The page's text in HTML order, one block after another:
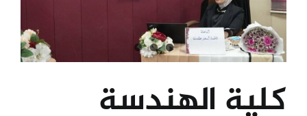
الكليات
كلية الهندسة